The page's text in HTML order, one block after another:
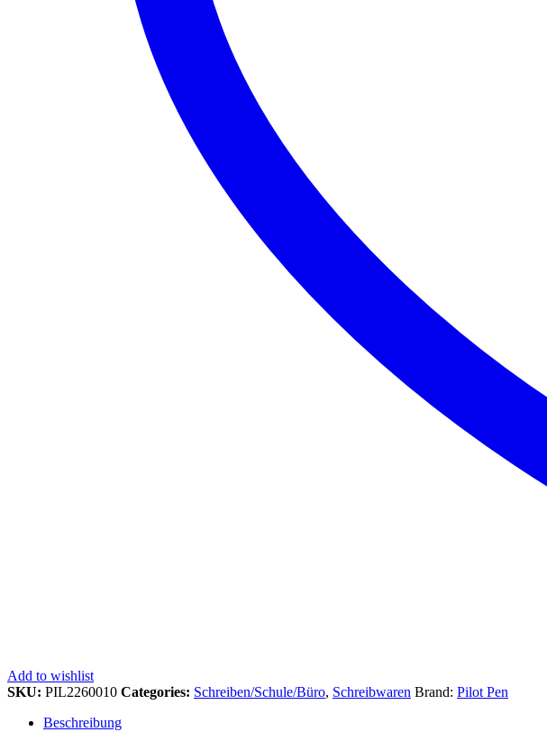
Add to wishlist
SKU: PIL2260010 Categories: Schreiben/Schule/Büro, Schreibwaren Brand: Pilot Pen
Beschreibung